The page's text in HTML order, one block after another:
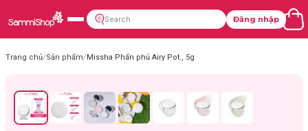
Đăng nhập
Trang chủ/Sản phẩm/Missha Phấn phủ Airy Pot., 5g